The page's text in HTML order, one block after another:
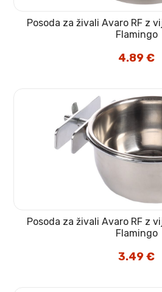
Posoda za živali Avaro RF z
Flamingo
4.89€
Posoda za živali Avaro RF z
Flamingo
3.49€